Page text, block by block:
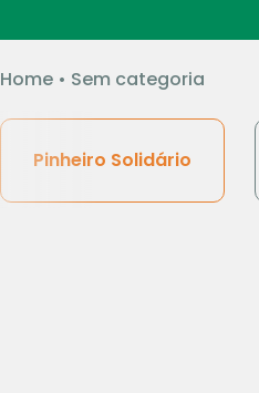
Home• Sem categoria
Pinheiro Solidário